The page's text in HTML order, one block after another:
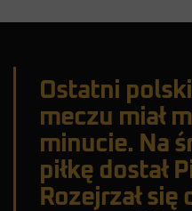
Ostatni
meczu miał
minucie. Na
piłkę dostał
Rozejrzał się